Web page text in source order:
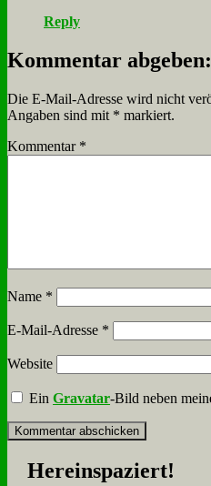
Reply
Kommentar abgeben:
Die E-Mail-Adresse wird nicht
Angaben sind mit * markiert.
Kommentar *
Name *
E-Mail-Adresse *
Website
EinGravatar-Bild neben
Her­ein­spa­ziert!